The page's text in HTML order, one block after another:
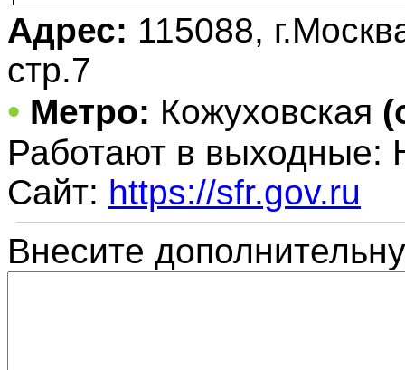
Адрес: 115088,
стр.7
• Метро: Кожуховская
Работают в выходные:
Сайт: https://sfr.gov.ru
Внесите